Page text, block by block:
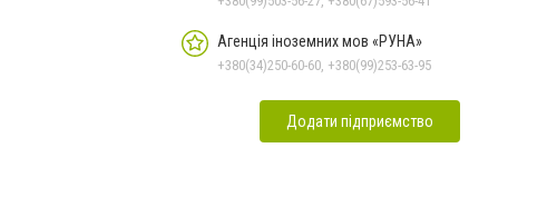
Агенція іноземних мов «РУНА»
+380(34)250-60-60, +380(99)253-63-95
Додати підприємство